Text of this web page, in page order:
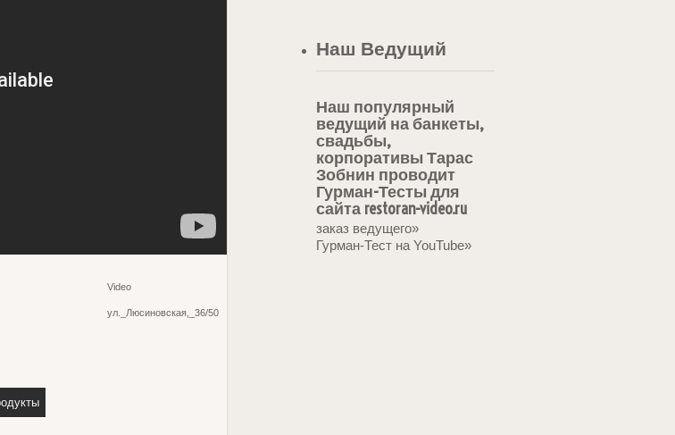
Video
ул._Люсиновская,_36/50
Наш Ведущий
Наш популярный
ведущий на банкеты,
свадьбы,
корпоративы Тарас
Зобнин проводит
Гурман-Тесты для
сайта restoran-video.ru
заказ ведущего»
Гурман-Тест на YouTube»